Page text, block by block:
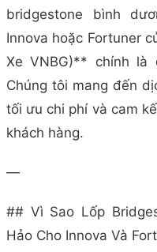
bridgestone bình
Innova hoặc Fortuner
Xe VNBG)** chính
Chúng tôi mang đến
tối ưu chi phí và cam
khách hàng.
—
## Vì Sao Lốp
Hảo Cho Innova Và